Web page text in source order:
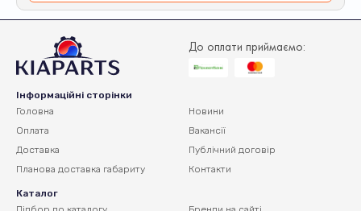
До оплати приймаємо:
Інформаційні сторінки
Головна
Оплата
Доставка
Планова доставка габариту
Новини
Вакансії
Публічний договір
Контакти
Каталог